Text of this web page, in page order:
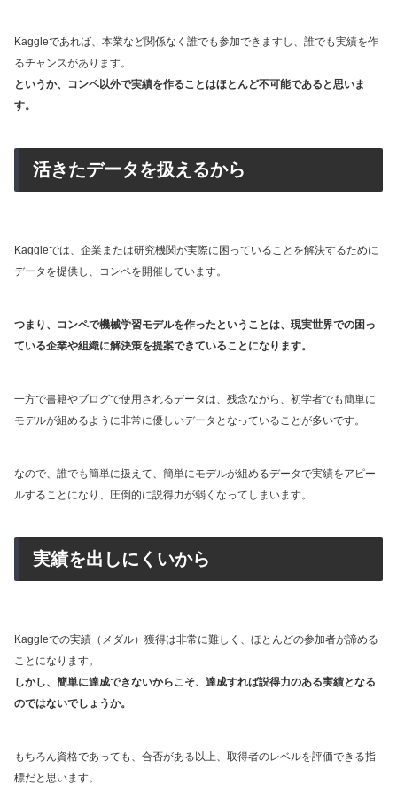
Kaggleであれば、本業など関係なく誰でも参加できますし、誰でも実績を作
るチャンスがあります。
というか、コンペ以外で実績を作ることはほとんど不可能であると思いま
す。
活きたデータを扱えるから
Kaggleでは、企業または研究機関が実際に困っていることを解決するために
データを提供し、コンペを開催しています。
つまり、コンペで機械学習モデルを作ったということは、現実世界での困っ
ている企業や組織に解決策を提案できていることになります。
一方で書籍やブログで使用されるデータは、残念ながら、初学者でも簡単に
モデルが組めるように非常に優しいデータとなっていることが多いです。
なので、誰でも簡単に扱えて、簡単にモデルが組めるデータで実績をアピー
ルすることになり、圧倒的に説得力が弱くなってしまいます。
実績を出しにくいから
Kaggleでの実績（メダル）獲得は非常に難しく、ほとんどの参加者が諦める
ことになります。
しかし、簡単に達成できないからこそ、達成すれば説得力のある実績となる
のではないでしょうか。
もちろん資格であっても、合否がある以上、取得者のレベルを評価できる指
標だと思います。